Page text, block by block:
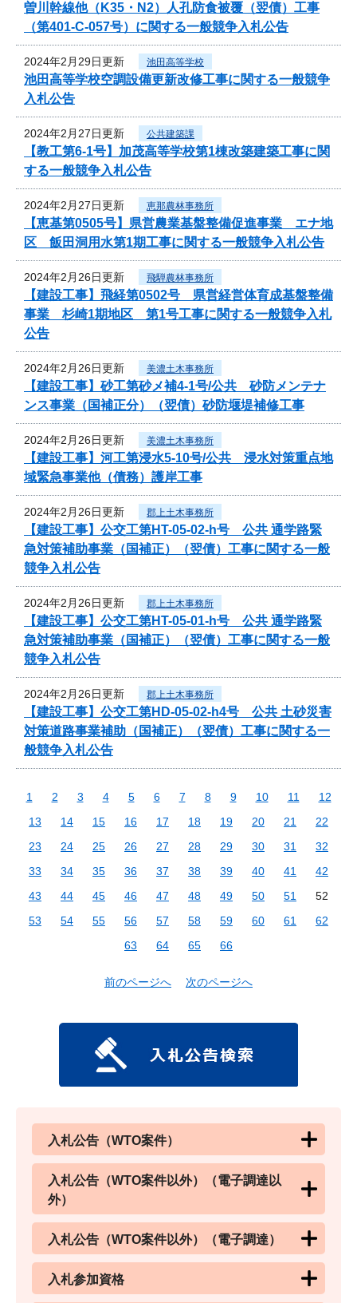
曽川幹線他（K35・N2）人孔防食被覆（翌債）工事
（第401-C-057号）に関する一般競争入札公告
2024年2月29日更新 池田高等学校
池田高等学校空調設備更新改修工事に関する一般競争
入札公告
2024年2月27日更新 公共建築課
【教工第6-1号】加茂高等学校第1棟改築建築工事に関
する一般競争入札公告
2024年2月27日更新 恵那農林事務所
【恵基第0505号】県営農業基盤整備促進事業 エナ地
区 飯田洞用水第1期工事に関する一般競争入札公告
2024年2月26日更新 飛騨農林事務所
【建設工事】飛経第0502号 県営経営体育成基盤整備
事業 杉崎1期地区 第1号工事に関する一般競争入札
公告
2024年2月26日更新 美濃土木事務所
【建設工事】砂工第砂メ補4-1号/公共 砂防メンテナ
ンス事業（国補正分）（翌債）砂防堰堤補修工事
2024年2月26日更新 美濃土木事務所
【建設工事】河工第浸水5-10号/公共 浸水対策重点地
域緊急事業他（債務）護岸工事
2024年2月26日更新 郡上土木事務所
【建設工事】公交工第HT-05-02-h号 公共 通学路緊
急対策補助事業（国補正）（翌債）工事に関する一般
競争入札公告
2024年2月26日更新 郡上土木事務所
【建設工事】公交工第HT-05-01-h号 公共 通学路緊
急対策補助事業（国補正）（翌債）工事に関する一般
競争入札公告
2024年2月26日更新 郡上土木事務所
【建設工事】公交工第HD-05-02-h4号 公共 土砂災害
対策道路事業補助（国補正）（翌債）工事に関する一
般競争入札公告
1 2 3 4 5 6 7 8 9 10 11
12
13
14 15 16 17 18 19 20 21
22
23
24 25 26 27 28 29 30 31
32
33
34 35 36 37 38 39 40 41
42
43
44 45 46 47 48 49 50 51
52
53
54 55 56 57 58 59 60 61
62
63
64 65 66
前のページへ 次のページへ
入札公告（WTO案件）
入札公告（WTO案件以外）（電子調達以
外）
入札公告（WTO案件以外）（電子調達）
入札参加資格